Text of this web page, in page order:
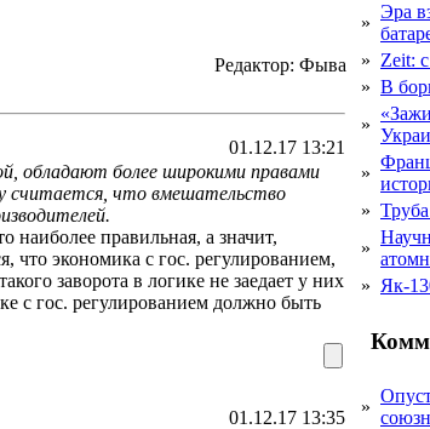
Редактор: Фыва
01.12.17 13:21
обладают более широкими правами
считается, что вмешательство
наиболее правильная, а значит,
что экономика с гос. регулированием,
заворота в логике не заедает у них
с гос. регулированием должно быть
01.12.17 13:35
»
Эра
» Zeit:
» В
»
»
»
»
» Як-
»